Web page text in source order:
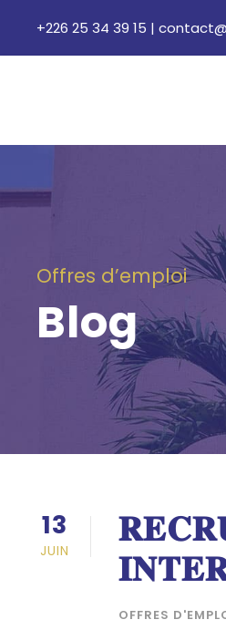
+226 25 34 39 15 |
Offres d’emploi
Blog
13
JUIN
OFFRES